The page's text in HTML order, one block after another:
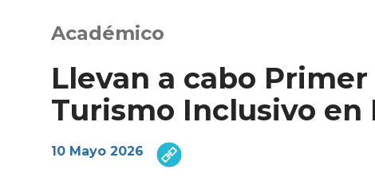
Académico
Llevan a cabo
Turismo Inclusivo en
10 Mayo 2026